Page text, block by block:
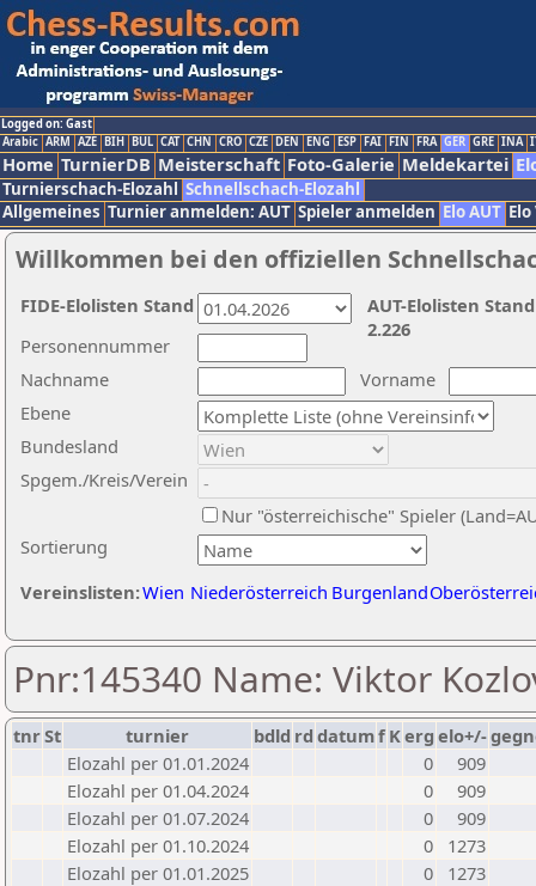
Logged on: Gast
Arabic ARM AZE BIH BUL CAT CHN CRO CZE DEN ENG ESP FAI FIN FRA GER GRE INA
Home TurnierDB Meisterschaft Foto-Galerie Meldekartei
Turnierschach-Elozahl Schnellschach-Elozahl
Allgemeines Turnier anmelden: AUT Spieler anmelden Elo AUT
Willkommen bei den offiziellen
Nachname
Vorname
Ebene
Sortierung
Personennummer
Bundesland
Spgem./Kreis/Verein
Nur "österreichische" Spieler
Vereinslisten:Wien Niederösterreich Burgenland
AUT-Elolisten
2.226
FIDE-Elolisten Stand
Pnr:145340 Name: Viktor
tnrSt turnier bdld rd datumf Kerg elo+/-
Elozahl per 01.01.2024
0
909
Elozahl per 01.04.2024
0
909
Elozahl per 01.07.2024
0
909
Elozahl per 01.10.2024
0
1273
Elozahl per 01.01.2025
0
1273